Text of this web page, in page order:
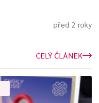
před 2 roky
CELÝ ČLÁNEK